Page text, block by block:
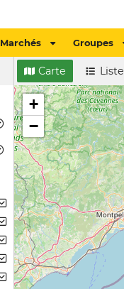
Marchés Groupes
Carte Liste
+
−